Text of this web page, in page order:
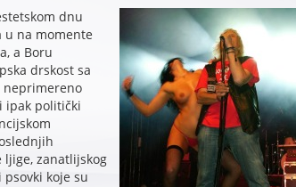
dnu
na momente
a Boru
drskost sa
ipak politički
ljige, zanatlijskog
koje su